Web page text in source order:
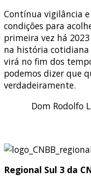
Contínua vigilância
condições para
primeira vez há
na história cotidiana
virá no fim dos
podemos dizer que
verdadeiramente.
Dom Rodolfo
Regional Sul 3 da